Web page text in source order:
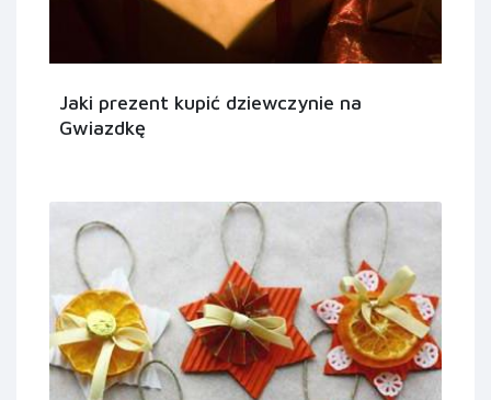
Jaki prezent kupić dziewczynie na
Gwiazdkę